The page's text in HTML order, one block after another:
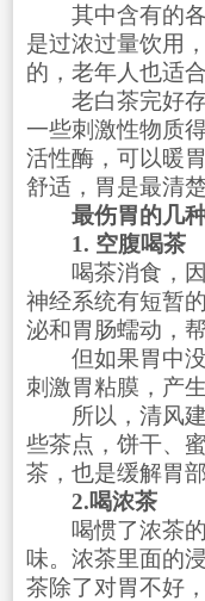
其中含有的各
是过浓过量饮用
的，老年人也适合
老白茶完好存
一些刺激性物质
活性酶，可以暖
舒适，胃是最清楚
最伤胃的几
1. 空腹喝茶
喝茶消食，因
神经系统有短暂
泌和胃肠蠕动，帮
但如果胃中没
刺激胃粘膜，产
所以，清风建
些茶点，饼干、
茶，也是缓解胃
2.喝浓茶
喝惯了浓茶的
味。浓茶里面的
茶除了对胃不好